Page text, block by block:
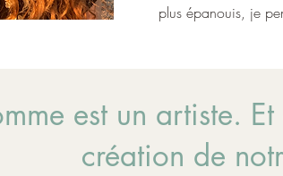
plus épanouis, je
est un artiste.
création de